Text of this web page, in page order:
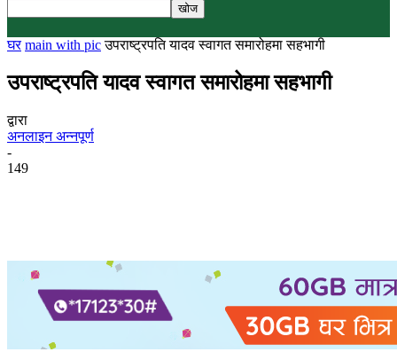
घर main with pic उपराष्ट्रपति यादव स्वागत समारोहमा सहभागी
उपराष्ट्रपति यादव स्वागत समारोहमा सहभागी
द्वारा
अनलाइन अन्नपूर्ण
-
149